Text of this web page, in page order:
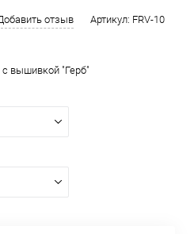
отзыв Артикул: FRV-10
вышивкой "Герб"